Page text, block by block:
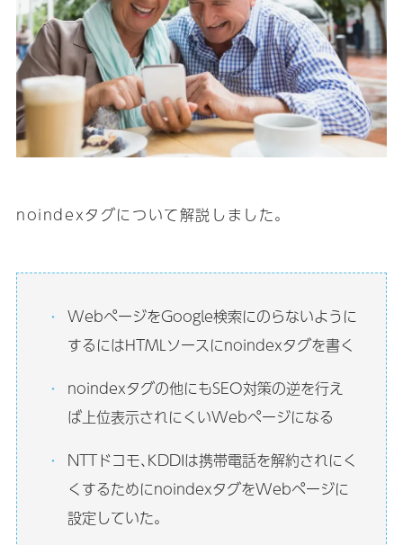
noindexタグについて解説しました｡
WebページをGoogle検索にのらないように
するにはHTMLソースにnoindexタグを書く
noindexタグの他にもSEO対策の逆を行え
ば上位表示されにくいWebページになる
NTTドコモ､KDDIは携帯電話を解約されにく
くするためにnoindexタグをWebページに
設定していた｡